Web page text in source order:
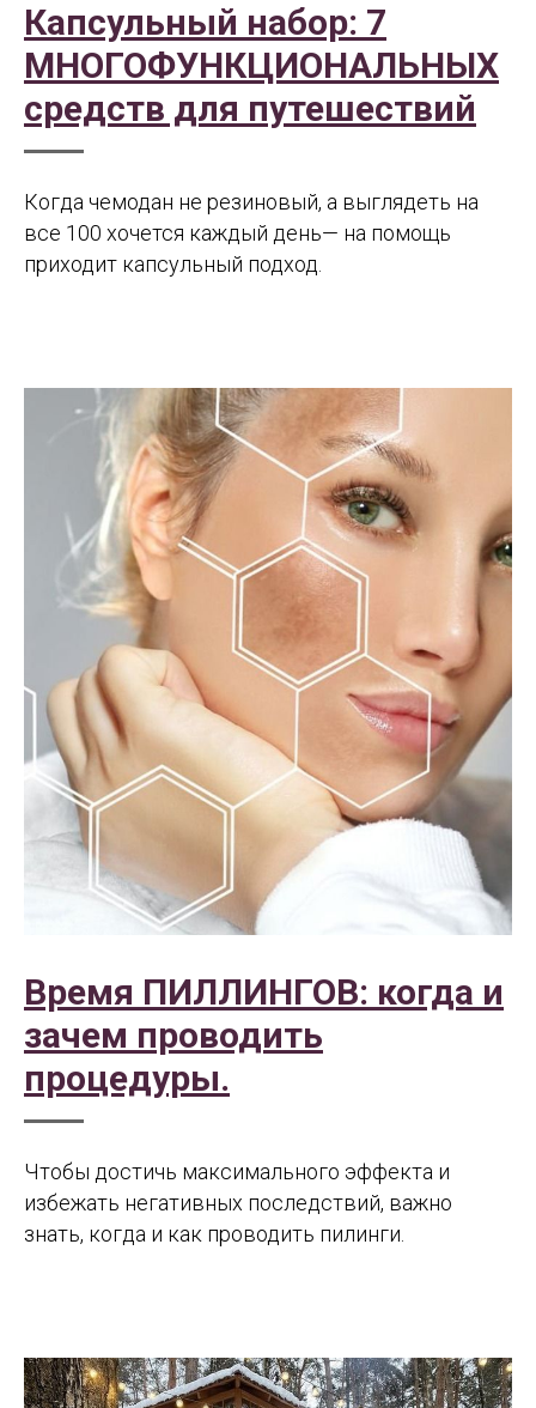
Капсульный набор: 7
МНОГОФУНКЦИОНАЛЬНЫХ
средств для путешествий
Когда чемодан не резиновый, а выглядеть на
все 100 хочется каждый день— на помощь
приходит капсульный подход.
Время ПИЛЛИНГОВ: когда и
зачем проводить
процедуры.
Чтобы достичь максимального эффекта и
избежать негативных последствий, важно
знать, когда и как проводить пилинги.